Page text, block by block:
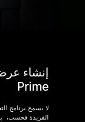
Prime